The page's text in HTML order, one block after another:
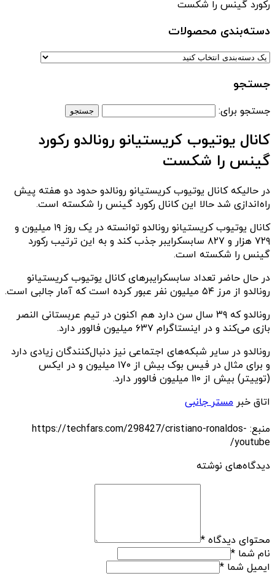
رکورد گینس را شکست
دسته‌بندی‌ محصولات
جستجو
جستجو برای:
کانال یوتیوب کریستیانو رونالدو رکورد
گینس را شکست
در حالیکه کانال یوتیوب کریستیانو رونالدو حدود دو هفته پیش
راه‌اندازی شد حالا این کانال رکورد گینس را شکسته است.
کانال یوتیوب کریستیانو رونالدو توانسته در یک روز ۱۹ میلیون و
۷۲۹ هزار و ۸۲۷ سابسکرایبر جذب کند و به این ترتیب رکورد
گینس را شکسته است.
در حال حاضر تعداد سابسکرایبرهای کانال یوتیوب کریستیانو
رونالدو از مرز ۵۴ میلیون نفر عبور کرده است که آمار جالبی است.
رونالدو که ۳۹ سال سن دارد هم اکنون در تیم عربستانی النصر
بازی می‌کند و در اینستاگرام ۶۳۷ میلیون فالوور دارد.
رونالدو در سایر شبکه‌های اجتماعی نیز دنبال‌کنندگان زیادی دارد
و برای مثال در فیس بوک بیش از ۱۷۰ میلیون و در ایکس
(توییتر) بیش از ۱۱۰ میلیون فالوور دارد.
اتاق خبر مستر جانبی
منبع: https://techfars.com/298427/cristiano-ronaldos-
youtube/
دیدگاه‌های نوشته
محتوای دیدگاه *
نام شما *
ایمیل شما *